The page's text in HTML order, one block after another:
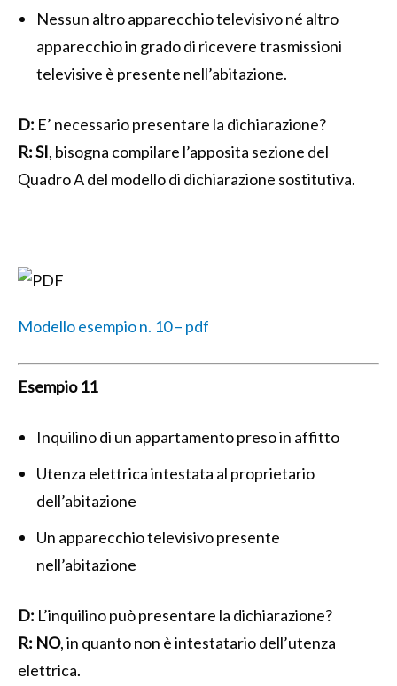
Nessun altro apparecchio televisivo né altro
apparecchio in grado di ricevere trasmissioni
televisive è presente nell’abitazione.
D: E’ necessario presentare la dichiarazione?
R:SI, bisogna compilare l’apposita sezione del
Quadro A del modello di dichiarazione sostitutiva.
Modello esempio n. 10 – pdf
Esempio 11
Inquilino di un appartamento preso in affitto
Utenza elettrica intestata al proprietario
dell’abitazione
Un apparecchio televisivo presente
nell’abitazione
D: L’inquilino può presentare la dichiarazione?
R: NO, in quanto non è intestatario dell’utenza
elettrica.